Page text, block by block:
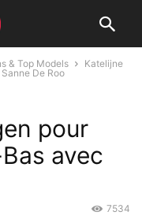
& Top Models
Katelijne
De Roo
pour
avec
7534